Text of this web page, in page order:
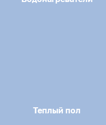
Теплый пол